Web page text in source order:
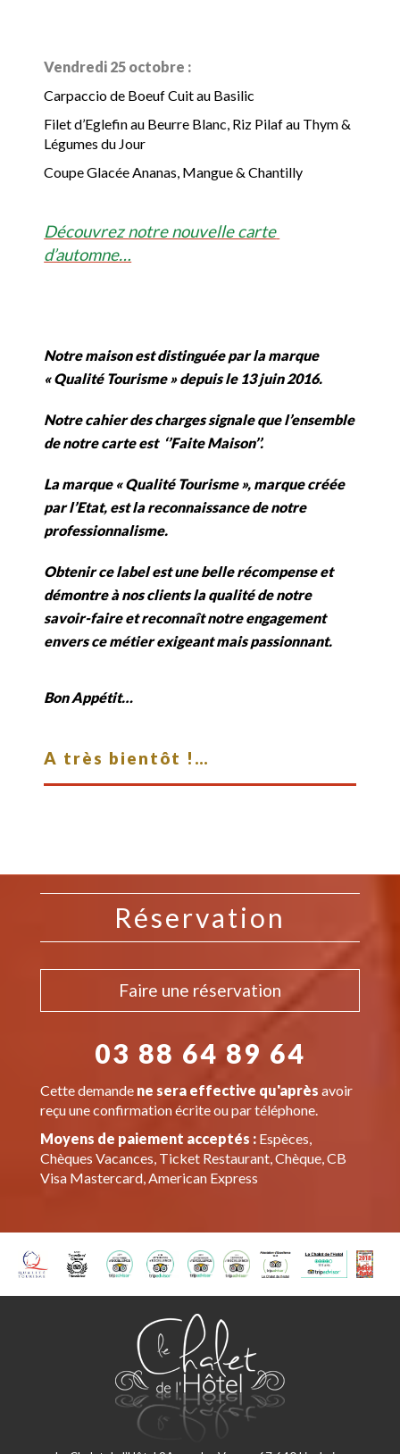
Vendredi 25 octobre :
Carpaccio de Boeuf Cuit au Basilic
Filet d’Eglefin au Beurre Blanc, Riz Pilaf au Thym &
Légumes du Jour
Coupe Glacée Ananas, Mangue & Chantilly
Découvrez notre nouvelle carte
d’automne…
Notre maison est distinguée par la marque
« Qualité Tourisme » depuis le 13 juin 2016.
Notre cahier des charges signale que l’ensemble
de notre carte est ‘’Faite Maison’’.
La marque « Qualité Tourisme », marque créée
par l’Etat, est la reconnaissance de notre
professionnalisme.
Obtenir ce label est une belle récompense et
démontre à nos clients la qualité de notre
savoir-faire et reconnaît notre engagement
envers ce métier exigeant mais passionnant.
Bon Appétit…
A très bientôt !…
Réservation
Faire une réservation
03 88 64 89 64
Cette demande ne sera effective qu'après avoir
reçu une confirmation écrite ou par téléphone.
Moyens de paiement acceptés :Espèces,
Chèques Vacances, Ticket Restaurant, Chèque, CB
Visa Mastercard, American Express